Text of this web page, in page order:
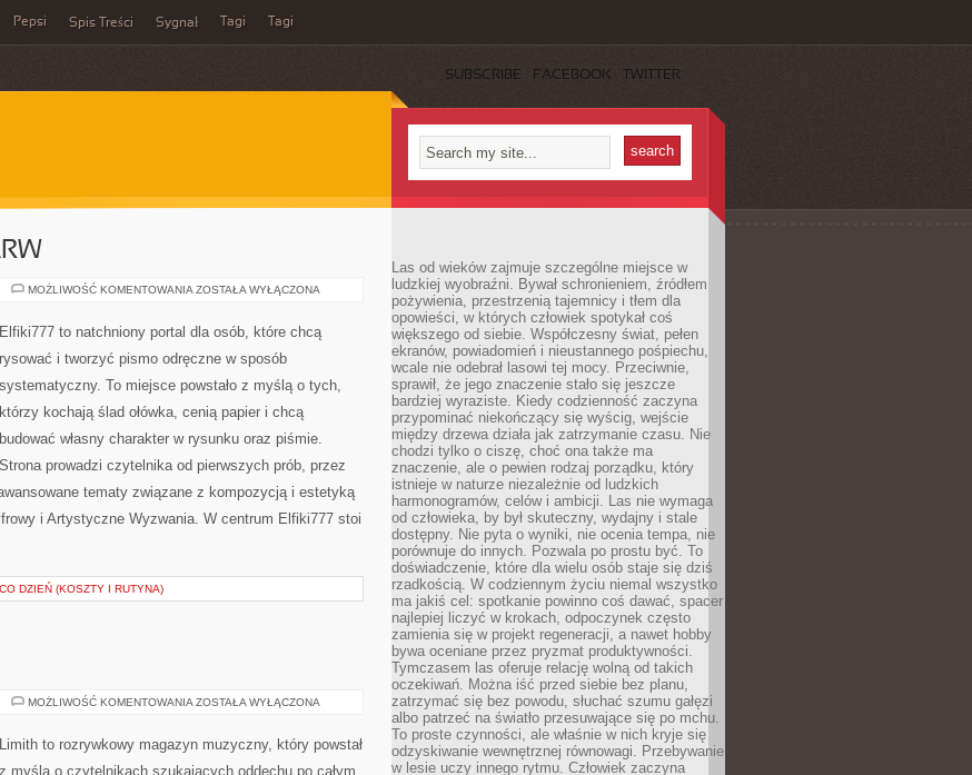
Pepsi Spis Treści Sygnał Tagi Tagi
SUBSCRIBE FACEBOOK TWITTER
MOŻLIWOŚĆ KOMENTOWANIA KOLOR
BARW
ZOSTAŁA WYŁĄCZONA
Elfiki777 to natchniony portal dla osób, które chcą
rysować i tworzyć pismo odręczne w sposób
systematyczny. To miejsce powstało z myślą o tych,
którzy kochają ślad ołówka, cenią papier i chcą
budować własny charakter w rysunku oraz piśmie.
Strona prowadzi czytelnika od pierwszych prób, przez
tematy związane z kompozycją i estetyką
i Artystyczne Wyzwania. W centrum Elfiki777 stoi
DZIEŃ (KOSZTY I RUTYNA)
MOŻLIWOŚĆ KOMENTOWANIA ALBUMY
ZOSTAŁA WYŁĄCZONA
Limith to rozrywkowy magazyn muzyczny, który powstał
z myślą o czytelnikach szukających oddechu po całym
Las od wieków zajmuje szczególne miejsce w
ludzkiej wyobraźni. Bywał schronieniem, źródłem
pożywienia, przestrzenią tajemnicy i tłem dla
opowieści, w których człowiek spotykał coś
większego od siebie. Współczesny świat, pełen
ekranów, powiadomień i nieustannego pośpiechu,
wcale nie odebrał lasowi tej mocy. Przeciwnie,
sprawił, że jego znaczenie stało się jeszcze
bardziej wyraziste. Kiedy codzienność zaczyna
przypominać niekończący się wyścig, wejście
między drzewa działa jak zatrzymanie czasu. Nie
chodzi tylko o ciszę, choć ona także ma
znaczenie, ale o pewien rodzaj porządku, który
istnieje w naturze niezależnie od ludzkich
harmonogramów, celów i ambicji. Las nie wymaga
od człowieka, by był skuteczny, wydajny i stale
dostępny. Nie pyta o wyniki, nie ocenia tempa, nie
porównuje do innych. Pozwala po prostu być. To
doświadczenie, które dla wielu osób staje się dziś
rzadkością. W codziennym życiu niemal wszystko
ma jakiś cel: spotkanie powinno coś dawać, spacer
najlepiej liczyć w krokach, odpoczynek często
zamienia się w projekt regeneracji, a nawet hobby
bywa oceniane przez pryzmat produktywności.
Tymczasem las oferuje relację wolną od takich
oczekiwań. Można iść przed siebie bez planu,
zatrzymać się bez powodu, słuchać szumu gałęzi
albo patrzeć na światło przesuwające się po mchu.
To proste czynności, ale właśnie w nich kryje się
odzyskiwanie wewnętrznej równowagi. Przebywanie
w lesie uczy innego rytmu. Człowiek zaczyna